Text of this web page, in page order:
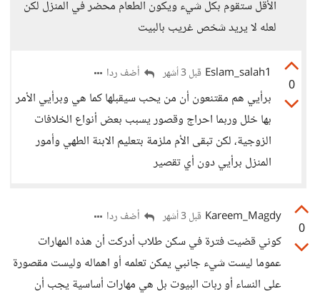
الأقل ستقوم بكل شيء ويكون الطعام محضر في المنزل لكن
لعله لا يريد شخص غريب بالبيت
0
Eslam_salah1 قبل 3 أشهر أضف ردا
برأيي هم مقتنعون أن من يحب سيقبلها كما هي وبرأيي الأمر
بها خلل وربما احراج وقصور يسبب بعض أنواع الخلافات
الزوجية، لكن تبقى الأم ملزمة بتعليم الابنة الطهي وأمور
المنزل برأيي دون أي تقصير
0
Kareem_Magdy قبل 3 أشهر أضف ردا
كوني قضيت فترة في سكن طلاب أدركت أن هذه المهارات
عموما ليست شيء جانبي يمكن تعلمه أو اهماله وليست مقصورة
على النساء أو ربات البيوت بل هي مهارات أساسية يجب أن